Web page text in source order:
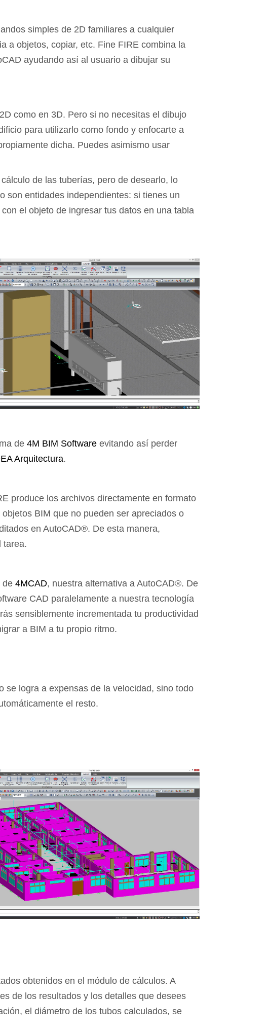
simples de 2D familiares a cualquier
a objetos, copiar, etc. Fine FIRE combina la
ayudando así al usuario a dibujar su
como en 3D. Pero si no necesitas el dibujo
para utilizarlo como fondo y enfocarte a
dicha. Puedes asimismo usar
de las tuberías, pero de desearlo, lo
son entidades independientes: si tienes un
el objeto de ingresar tus datos en una tabla
de 4M BIM Software evitando así perder
Arquitectura.
produce los archivos directamente en formato
BIM que no pueden ser apreciados o
en AutoCAD®. De esta manera,
tarea.
de 4MCAD, nuestra alternativa a AutoCAD®. De
CAD paralelamente a nuestra tecnología
sensiblemente incrementada tu productividad
a BIM a tu propio ritmo.
se logra a expensas de la velocidad, sino todo
el resto.
obtenidos en el módulo de cálculos. A
de los resultados y los detalles que desees
el diámetro de los tubos calculados, se